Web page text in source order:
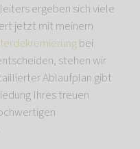
ergeben sich viele
jetzt mit meinem
bei
stehen wir
Ablaufplan gibt
Ihres treuen